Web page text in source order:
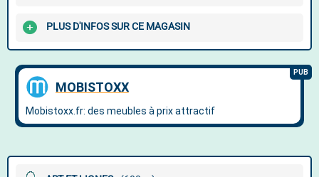
PLUS D'INFOS SUR CE MAGASIN